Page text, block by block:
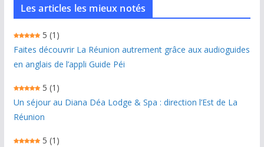
Les articles les mieux notés
5 (1)
Faites découvrir La Réunion autrement grâce aux audioguides
en anglais de l’appli Guide Péi
5 (1)
Un séjour au Diana Déa Lodge & Spa : direction l’Est de La
Réunion
5 (1)